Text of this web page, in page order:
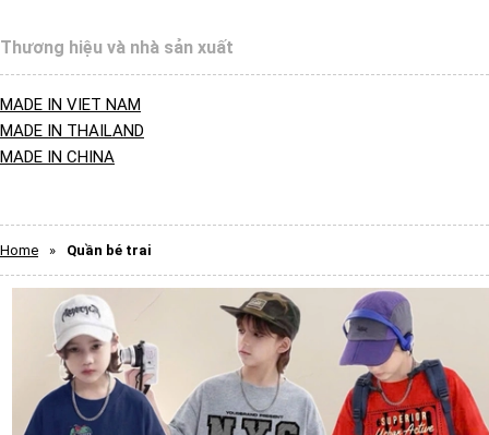
Thương hiệu và nhà sản xuất
MADE IN VIET NAM
MADE IN THAILAND
MADE IN CHINA
Home » Quần bé trai